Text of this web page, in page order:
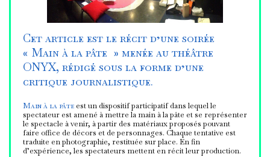
Cet article est le récit d’une soirée
« Main à la pâte » menée au théâtre
ONYX, rédigé sous la forme d’une
critique journalistique.
Main à la pâte est un dispositif participatif dans lequel le
spectateur est amené à mettre la main à la pâte et se représenter
le spectacle à venir, à partir des matériaux proposés pouvant
faire office de décors et de personnages. Chaque tentative est
traduite en photographie, restituée sur place. En fin
d’expérience, les spectateurs mettent en récit leur production.